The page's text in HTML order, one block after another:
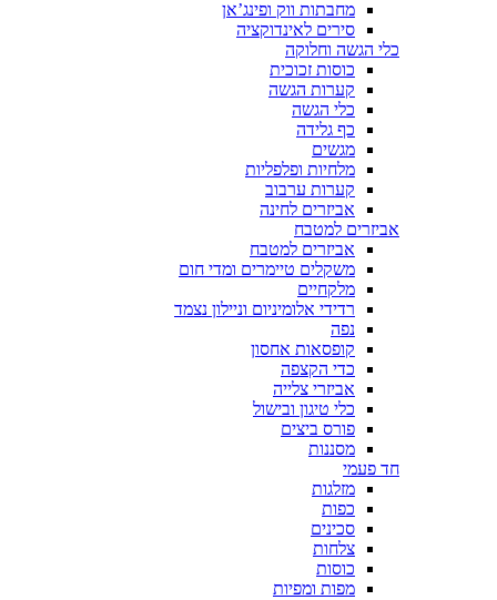
מחבתות ווק ופינג’אן
סירים לאינדוקציה
כלי הגשה וחלוקה
כוסות זכוכית
קערות הגשה
כלי הגשה
כף גלידה
מגשים
מלחיות ופלפליות
קערות ערבוב
אביזרים לחינה
אביזרים למטבח
אביזרים למטבח
משקלים טיימרים ומדי חום
מלקחיים
רדידי אלומיניום וניילון נצמד
נפה
קופסאות אחסון
כדי הקצפה
אביזרי צלייה
כלי טיגון ובישול
פורס ביצים
מסננות
חד פעמי
מזלגות
כפות
סכינים
צלחות
כוסות
מפות ומפיות